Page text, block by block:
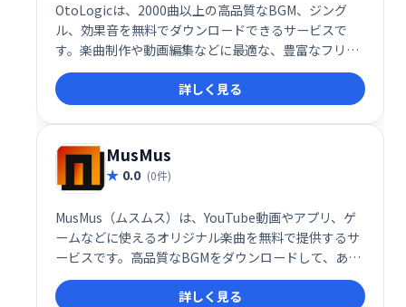
OtoLogicは、2000曲以上の高品質なBGM、ジング
ル、効果音を無料でダウンロードできるサービスで
す。楽曲制作や動画編集などに最適な、豊富なフリー
素材を提供しています。 手軽に高品質なサウンドをあ
なたの作品に取り入れ、クオリティアップを実現しま
しょう。
詳しく見る
MusMus
0.0 (0件)
MusMus（ムスムス）は、YouTube動画やアプリ、ゲ
ームなどに使えるオリジナル楽曲を無料で提供するサ
ービスです。高品質なBGMをダウンロードして、あら
ゆるコンテンツを自由に彩りましょう。 著作権を気に
せず、安心してご利用いただけます。
詳しく見る